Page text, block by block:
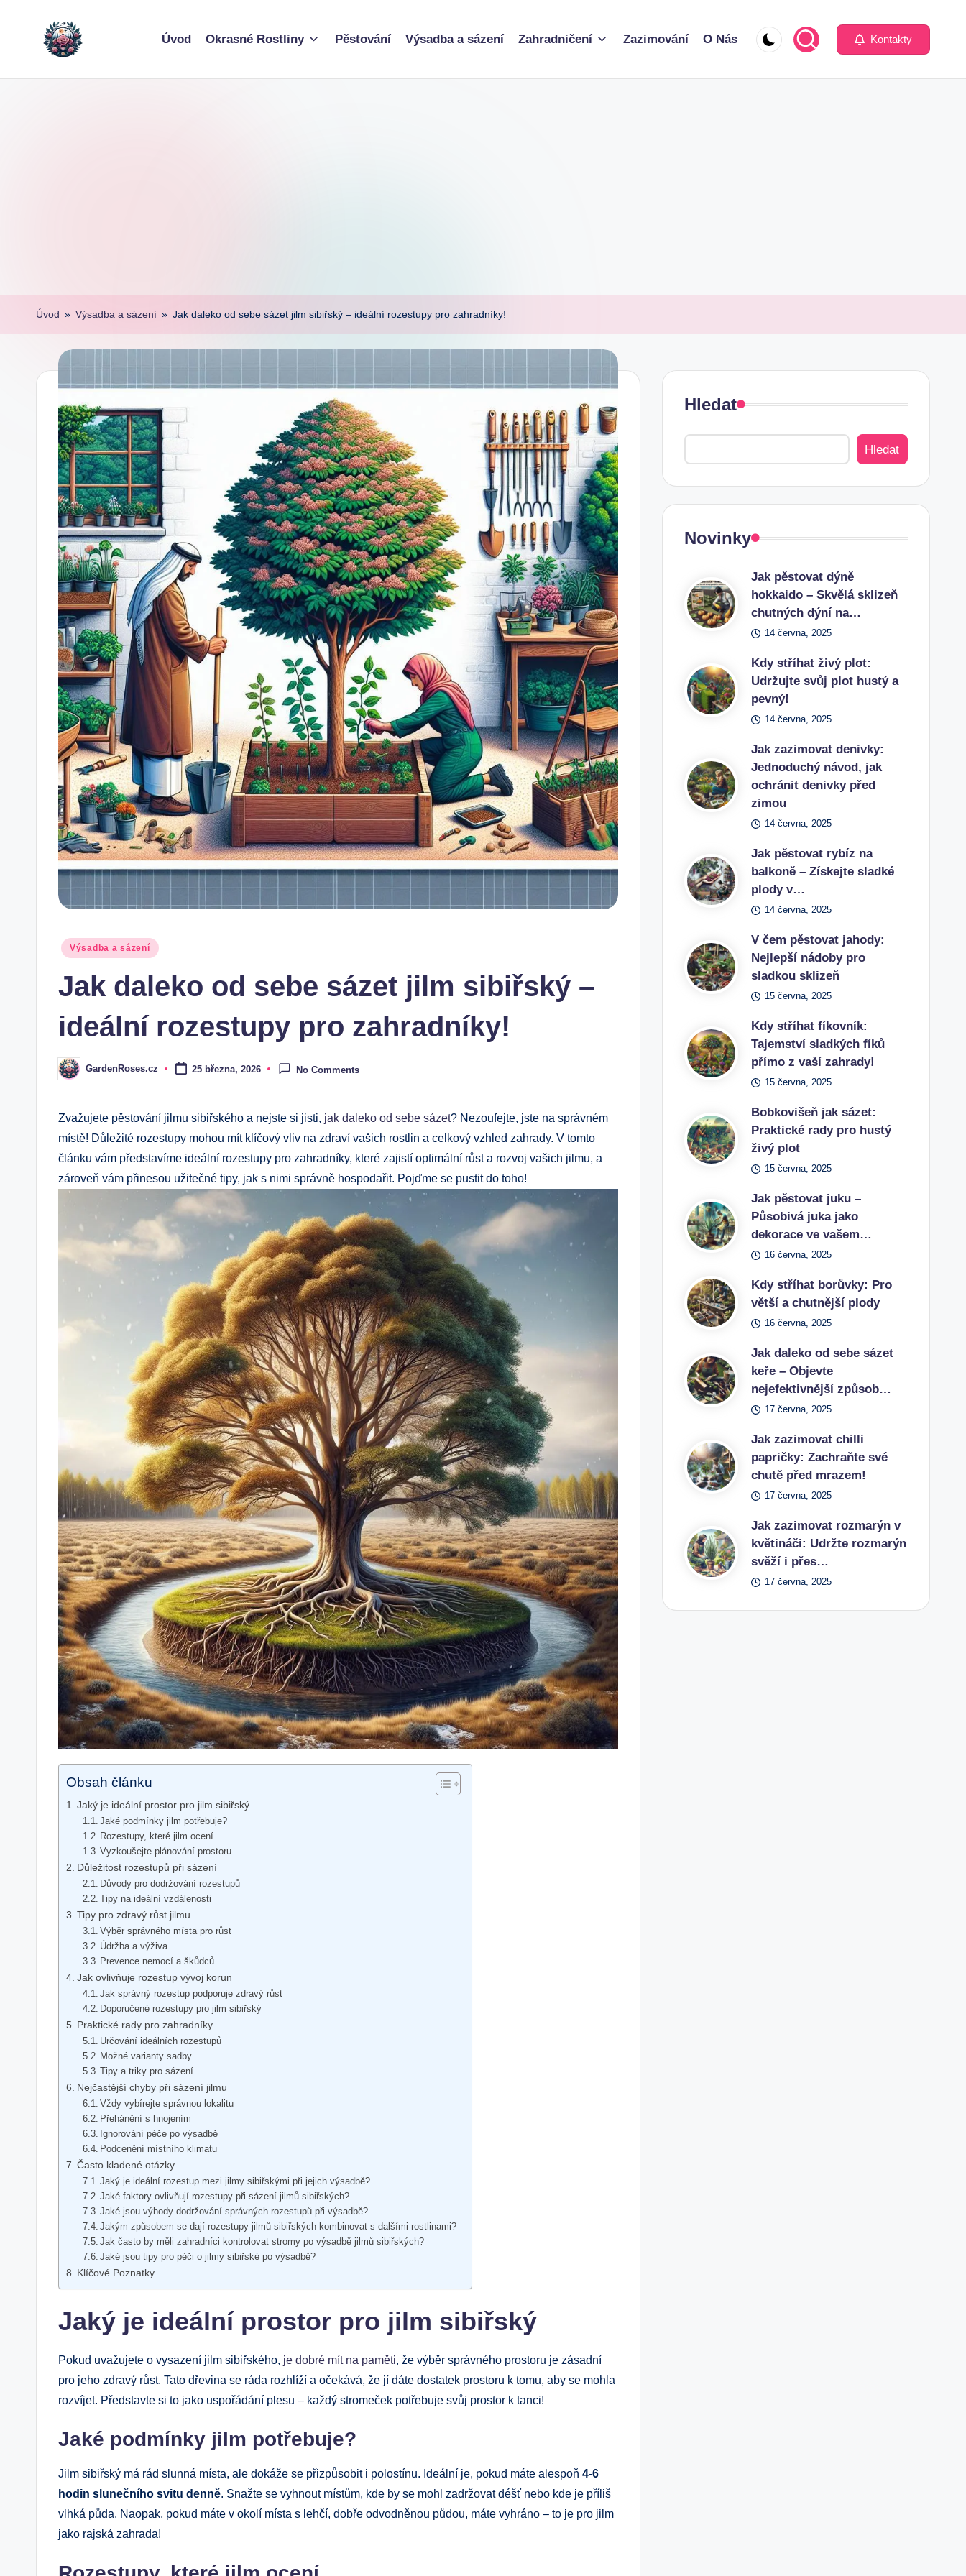
content
Úvod Okrasné Rostliny Pěstování Výsadba a sázení Zahradničení Zazimování O Nás Kontakty
Úvod » Výsadba a sázení » Jak daleko od sebe sázet jilm sibiřský – ideální rozestupy pro zahradníky!
Posted
Výsadba a sázení
Jak daleko od sebe sázet jilm sibiřský –
ideální rozestupy pro zahradníky!
Posted
by
GardenRoses.cz 25 března, 2026 No Comments
Zvažujete pěstování jilmu sibiřského a nejste si jisti, jak daleko od sebe sázet? Nezoufejte, jste na správném
místě! Důležité rozestupy mohou mít klíčový vliv na zdraví vašich rostlin a celkový vzhled zahrady. V tomto
článku vám představíme ideální rozestupy pro zahradníky, které zajistí optimální růst a rozvoj vašich jilmu, a
zároveň vám přinesou užitečné tipy, jak s nimi správně hospodařit. Pojďme se pustit do toho!
Obsah článku
Jaký je ideální prostor pro jilm sibiřský
Jaké podmínky jilm potřebuje?
Rozestupy, které jilm ocení
Vyzkoušejte plánování prostoru
Důležitost rozestupů při sázení
Důvody pro dodržování rozestupů
Tipy na ideální vzdálenosti
Tipy pro zdravý růst jilmu
Výběr správného místa pro růst
Údržba a výživa
Prevence nemocí a škůdců
Jak ovlivňuje rozestup vývoj korun
Jak správný rozestup podporuje zdravý růst
Doporučené rozestupy pro jilm sibiřský
Praktické rady pro zahradníky
Určování ideálních rozestupů
Možné varianty sadby
Tipy a triky pro sázení
Nejčastější chyby při sázení jilmu
Vždy vybírejte správnou lokalitu
Přehánění s hnojením
Ignorování péče po výsadbě
Podcenění místního klimatu
Často kladené otázky
Jaký je ideální rozestup mezi jilmy sibiřskými při jejich výsadbě?
Jaké faktory ovlivňují rozestupy při sázení jilmů sibiřských?
Jaké jsou výhody dodržování správných rozestupů při výsadbě?
Jakým způsobem se dají rozestupy jilmů sibiřských kombinovat s dalšími rostlinami?
Jak často by měli zahradníci kontrolovat stromy po výsadbě jilmů sibiřských?
Jaké jsou tipy pro péči o jilmy sibiřské po výsadbě?
Klíčové Poznatky
Jaký je ideální prostor pro jilm sibiřský
Pokud uvažujete o vysazení jilm sibiřského, je dobré mít na paměti, že výběr správného prostoru je zásadní
pro jeho zdravý růst. Tato dřevina se ráda rozhlíží a očekává, že jí dáte dostatek prostoru k tomu, aby se mohla
rozvíjet. Představte si to jako uspořádání plesu – každý stromeček potřebuje svůj prostor k tanci!
Jaké podmínky jilm potřebuje?
Jilm sibiřský má rád slunná místa, ale dokáže se přizpůsobit i polostínu. Ideální je, pokud máte alespoň 4-6
hodin slunečního svitu denně. Snažte se vyhnout místům, kde by se mohl zadržovat déšť nebo kde je příliš
vlhká půda. Naopak, pokud máte v okolí místa s lehčí, dobře odvodněnou půdou, máte vyhráno – to je pro jilm
jako rajská zahrada!
Hledat
Hledat
Novinky
Jak pěstovat dýně
hokkaido – Skvělá sklizeň
chutných dýní na…
14 června, 2025
Kdy stříhat živý plot:
Udržujte svůj plot hustý a
pevný!
14 června, 2025
Jak zazimovat denivky:
Jednoduchý návod, jak
ochránit denivky před
zimou
14 června, 2025
Jak pěstovat rybíz na
balkoně – Získejte sladké
plody v…
14 června, 2025
V čem pěstovat jahody:
Nejlepší nádoby pro
sladkou sklizeň
15 června, 2025
Kdy stříhat fíkovník:
Tajemství sladkých fíků
přímo z vaší zahrady!
15 června, 2025
Bobkovišeň jak sázet:
Praktické rady pro hustý
živý plot
15 června, 2025
Jak pěstovat juku –
Působivá juka jako
dekorace ve vašem…
16 června, 2025
Kdy stříhat borůvky: Pro
větší a chutnější plody
16 června, 2025
Jak daleko od sebe sázet
keře – Objevte
nejefektivnější způsob…
17 června, 2025
Jak zazimovat chilli
papričky: Zachraňte své
chutě před mrazem!
17 června, 2025
Jak zazimovat rozmarýn v
květináči: Udržte rozmarýn
svěží i přes…
17 června, 2025